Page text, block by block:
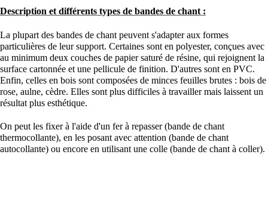
Description et différents types de bandes de chant :
La plupart des bandes de chant peuvent s'adapter aux formes
particulières de leur support. Certaines sont en polyester, conçues avec
au minimum deux couches de papier saturé de résine, qui rejoignent la
surface cartonnée et une pellicule de finition. D'autres sont en PVC.
Enfin, celles en bois sont composées de minces feuilles brutes : bois de
rose, aulne, cèdre. Elles sont plus difficiles à travailler mais laissent un
résultat plus esthétique.
On peut les fixer à l'aide d'un ferà repasser (bande de chant
thermocollante), en les posant avec attention (bande de chant
autocollante) ou encore en utilisant une colle (bande de chant à coller).